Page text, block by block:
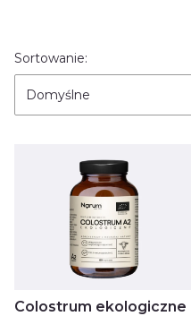
Lista produktów
Sortowanie:
Domyślne
Colostrum ekologiczne